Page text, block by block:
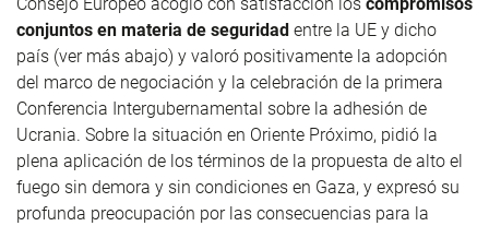
Consejo Europeo acogió con satisfacción los compromisos
conjuntos en materia de seguridad entre la UE y dicho
país (ver más abajo) y valoró positivamente la adopción
del marco de negociación y la celebración de la primera
Conferencia Intergubernamental sobre la adhesión de
Ucrania. Sobre la situación en Oriente Próximo, pidió la
plena aplicación de los términos de la propuesta de alto el
fuego sin demora y sin condiciones en Gaza, y expresó su
profunda preocupación por las consecuencias para la